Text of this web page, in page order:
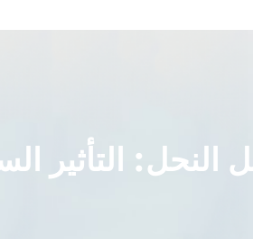
النحل: التأثير